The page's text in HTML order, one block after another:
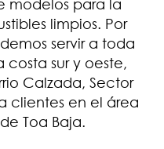
modelos para la
limpios. Por
servir a toda
costa sur y oeste,
Calzada, Sector
clientes en el área
Toa Baja.